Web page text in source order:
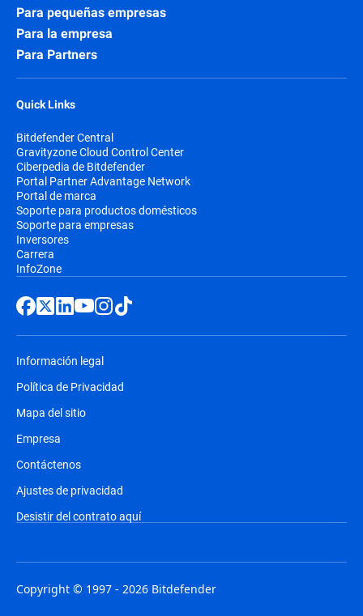
Para pequeñas empresas
Para la empresa
Para Partners
Quick Links
Bitdefender Central
Gravityzone Cloud Control Center
Ciberpedia de Bitdefender
Portal Partner Advantage Network
Portal de marca
Soporte para productos domésticos
Soporte para empresas
Inversores
Carrera
InfoZone
Información legal
Política de Privacidad
Mapa del sitio
Empresa
Contáctenos
Ajustes de privacidad
Desistir del contrato aquí
Copyright © 1997 - 2026 Bitdefender